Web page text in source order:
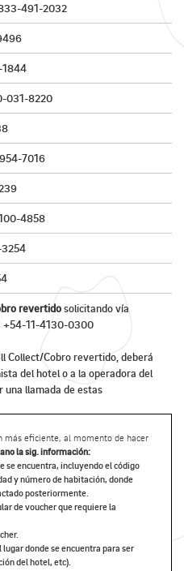
491-2032
031-8220
7016
4858
revertidosolicitando vía
+54-11-4130-0300
Collect/Cobro revertido, deberá
del hotel o a la operadora del
una llamada de estas
más eficiente, al momento de hacer
la sig. información:
se encuentra, incluyendo el código
y número de habitación, donde
posteriormente.
de voucher que requiere la
donde se encuentra para ser
del hotel, etc).